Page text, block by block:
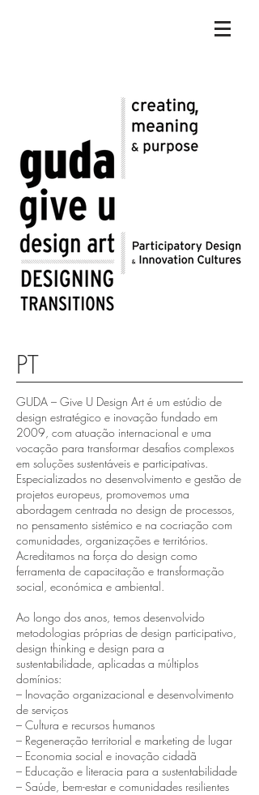
PT
GUDA – Give U Design Art é um estúdio de
design estratégico e inovação fundado em
2009, com atuação internacional e uma
vocação para transformar desafios complexos
em soluções sustentáveis e participativas.
Especializados no desenvolvimento e gestão de
projetos europeus, promovemos uma
abordagem centrada no design de processos,
no pensamento sistémico e na cocriação com
comunidades, organizações e territórios.
Acreditamos na força do design como
ferramenta de capacitação e transformação
social, económica e ambiental.
Ao longo dos anos, temos desenvolvido
metodologias próprias de design participativo,
design thinking e design para a
sustentabilidade, aplicadas a múltiplos
domínios:
– Inovação organizacional e desenvolvimento
de serviços
– Cultura e recursos humanos
– Regeneração territorial e marketing de lugar
– Economia social e inovação cidadã
– Educação e literacia para a sustentabilidade
– Saúde, bem-estar e comunidades resilientes